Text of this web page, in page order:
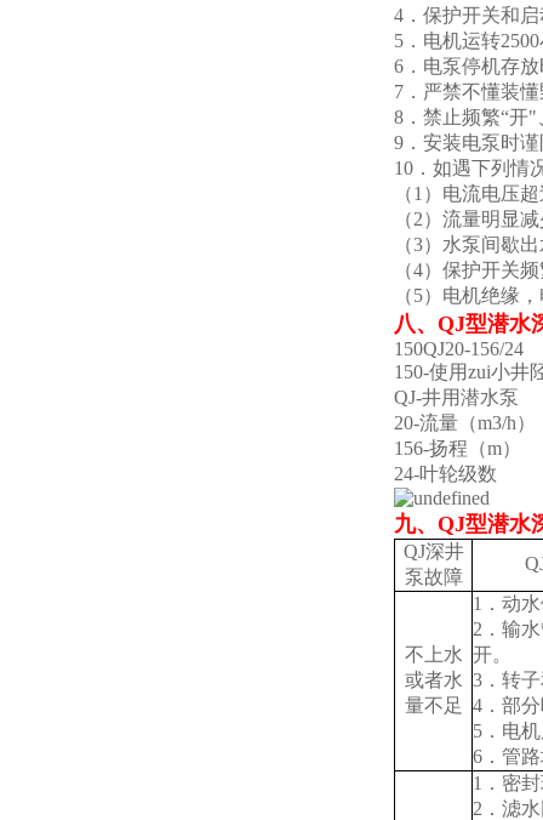
4．保护开关和
5．电机运转
6．电泵停机存
7．严禁不懂装
8．禁止频繁“开"
9．安装电泵时
10．如遇下列情
（1）电流电压
（2）流量明显
（3）水泵间歇
（4）保护开关
（5）电机绝缘
八、 QJ型潜水
150QJ20-156/24
150-使用zui小井
QJ-井用潜水泵
20-流量（m3/h）
156-扬程（m）
24-叶轮级数
九、 QJ型潜水
QJ深井
泵故障
不上水
或者水
量不足
1．动
2．输
开。
3．转
4．部
5．电
6．管
1．密
2．滤